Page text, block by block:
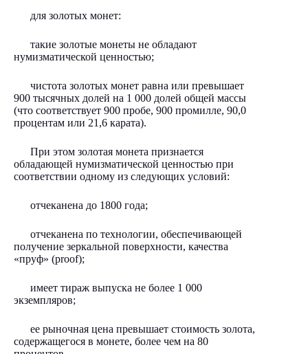
для золотых монет:
такие золотые монеты не обладают
нумизматической ценностью;
чистота золотых монет равна или превышает
900 тысячных долей на 1 000 долей общей массы
(что соответствует 900 пробе, 900 промилле, 90,0
процентам или 21,6 карата).
При этом золотая монета признается
обладающей нумизматической ценностью при
соответствии одному из следующих условий:
отчеканена до 1800 года;
отчеканена по технологии, обеспечивающей
получение зеркальной поверхности, качества
«пруф» (proof);
имеет тираж выпуска не более 1 000
экземпляров;
ее рыночная цена превышает стоимость золота,
содержащегося в монете, более чем на 80